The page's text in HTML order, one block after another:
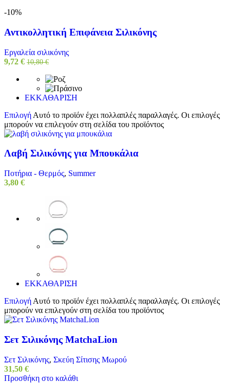
-10%
Αντικολλητική Επιφάνεια Σιλικόνης
Εργαλεία σιλικόνης
9,72 € 10,80€
ΕΚΚΑΘΑΡΙΣΗ
Επιλογή Αυτό το προϊόν έχει πολλαπλές παραλλαγές. Οι επιλογές
μπορούν να επιλεγούν στη σελίδα του προϊόντος
Λαβή Σιλικόνης για Μπουκάλια
Ποτήρια - Θερμός, Summer
3,80 €
ΕΚΚΑΘΑΡΙΣΗ
Επιλογή Αυτό το προϊόν έχει πολλαπλές παραλλαγές. Οι επιλογές
μπορούν να επιλεγούν στη σελίδα του προϊόντος
Σετ Σιλικόνης MatchaLion
Σετ Σιλικόνης, Σκεύη Σίτισης Μωρού
31,50 €
Προσθήκη στο καλάθι